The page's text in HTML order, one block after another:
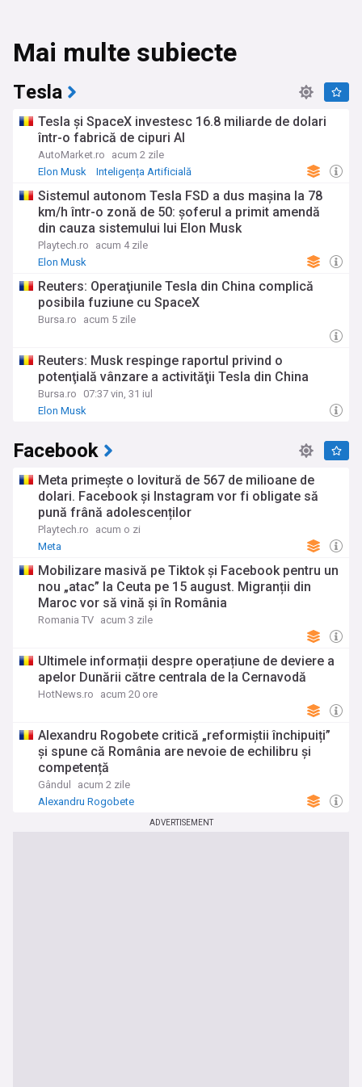
Mai multe subiecte
Tesla
Tesla și SpaceX investesc 16.8 miliarde de dolari
într-o fabrică de cipuri AI
AutoMarket.ro
acum 2 zile
Elon Musk
Inteligența Artificială
Sistemul autonom Tesla FSD a dus mașina la 78
km/h într-o zonă de 50: șoferul a primit amendă
din cauza sistemului lui Elon Musk
Playtech.ro
acum 4 zile
Elon Musk
Reuters: Operaţiunile Tesla din China complică
posibila fuziune cu SpaceX
Bursa.ro acum 5 zile
Reuters: Musk respinge raportul privind o
potenţială vânzare a activităţii Tesla din China
Bursa.ro
07:37 vin, 31 iul
Elon Musk
Facebook
Meta primește o lovitură de 567 de milioane de
dolari. Facebook și Instagram vor fi obligate să
pună frână adolescenților
Playtech.ro
acum o zi
Meta
Mobilizare masivă pe Tiktok și Facebook pentru un
nou „atac” la Ceuta pe 15 august. Migranții din
Maroc vor să vină şi în România
Romania TV acum 3 zile
Ultimele informații despre operațiune de deviere a
apelor Dunării către centrala de la Cernavodă
HotNews.ro acum 20 ore
Alexandru Rogobete critică „reformiștii închipuiți”
și spune că România are nevoie de echilibru și
competență
Gândul
acum 2 zile
Alexandru Rogobete
ADVERTISEMENT